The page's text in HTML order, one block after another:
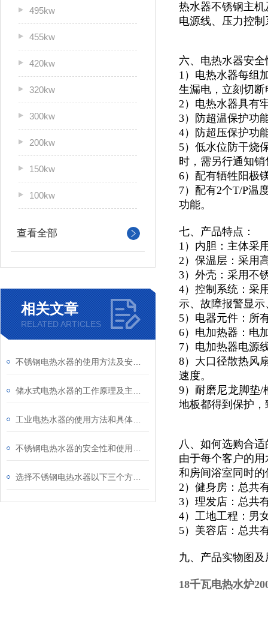
495kw
455kw
420kw
320kw
300kw
200kw
150kw
100kw
查看全部
相关文章
RELATED ARTICLES
热水器不锈钢主
电源线、压力控
六、电热水器安全
1）电热水器每组
生漏电，立刻切
2）电热水器具有
3）防超温保护功
4）防超压保护功
5）低水位防干烧
时，需另行通知
6）配有牺牲阳极
7）配有2个T/P温
功能。
七、产品特点：
1）内胆：主体采
2）保温层：采用
3）外壳：采用不
4）控制系统：采
示、故障报警显
5）电器元件：所
6）电加热器：电
7）电加热器电源
8）大口径散热风
速度。
9）耐磨尼龙脚垫/
地板都得到保护
八、如何选购合
由于每个客户的
和房间浴室同时的
2）健身房：总共
3）理发店：总共
4）工地工程：男
5）美容店：总共
九、产品实物图
18千瓦电热水炉